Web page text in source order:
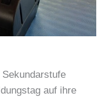
auf ihre